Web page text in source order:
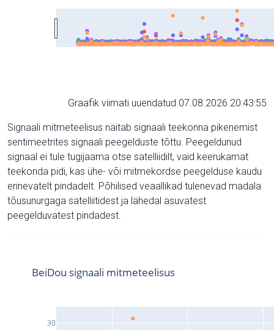
Graafik viimati uuendatud 07.08.2026 20:43:55
Signaali mitmeteelisus näitab signaali teekonna pikenemist
sentimeetrites signaali peegelduste tõttu. Peegeldunud
signaal ei tule tugijaama otse satelliidilt, vaid keerukamat
teekonda pidi, kas ühe- või mitmekordse peegelduse kaudu
erinevatelt pindadelt. Põhilised veaallikad tulenevad madala
tõusunurgaga satelliitidest ja lähedal asuvatest
peegelduvatest pindadest.
30
BeiDou signaali mitmeteelisus